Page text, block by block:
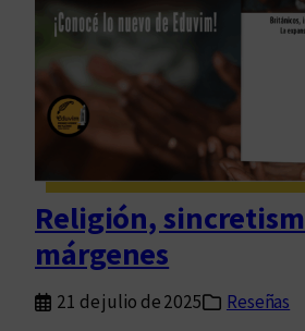
g
r
a
d
y
p
o
l
a
b
e
n
m
o
r
Religión,
márgenes
21 de julio de 2025
Reseñas